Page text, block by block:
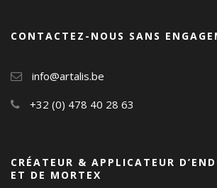
CONTACTEZ-NOUS SANS
info@artalis.be
+32 (0) 478 40 28 63
CRÉATEUR & APPLICATEUR
ET DE MORTEX